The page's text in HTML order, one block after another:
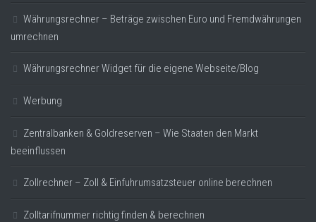
Währungsrechner – Beträge zwischen Euro und Fremdwährungen
umrechnen
Währungsrechner Widget für die eigene Webseite/Blog
Werbung
Zentralbanken & Goldreserven – Wie Staaten den Markt
beeinflussen
Zollrechner – Zoll & Einfuhrumsatzsteuer online berechnen
Zolltarifnummer richtig finden & berechnen